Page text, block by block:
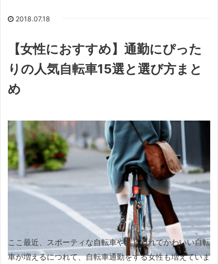
2018.07.18
【女性におすすめ】通勤にぴった
りの人気自転車15選と選び方まと
め
ここ最近、スポーティな自転車やおしゃれでかわいい自転
車が増えるにつれて、自転車通勤をする女性も増えていま